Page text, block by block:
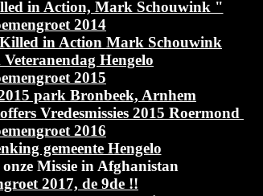
in Action, Mark Schouwink "
2014
Killed in Action Mark Schouwink
Hengelo
2015
park Bronbeek, Arnhem
Vredesmissies 2015 Roermond
2016
gemeente Hengelo
Missie in Afghanistan
2017, de 9de !!